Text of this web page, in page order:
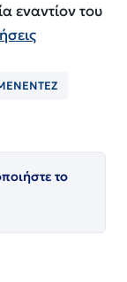
εναντίον του
το